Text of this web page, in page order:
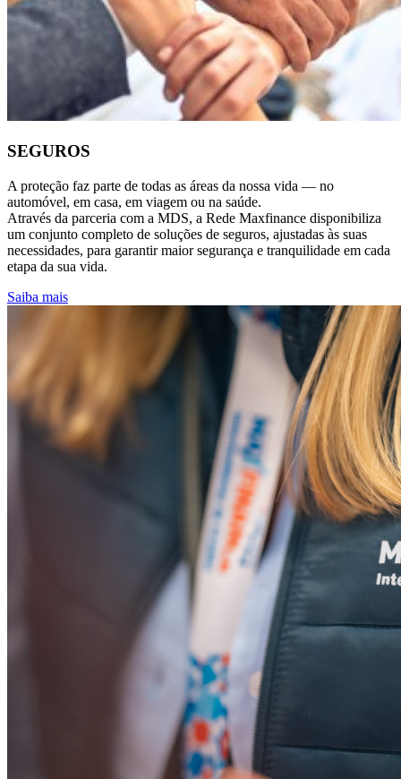
SEGUROS
A proteção faz parte de todas as áreas da nossa vida — no
automóvel, em casa, em viagem ou na saúde.
Através da parceria com a MDS, a Rede Maxfinance disponibiliza
um conjunto completo de soluções de seguros, ajustadas às suas
necessidades, para garantir maior segurança e tranquilidade em cada
etapa da sua vida.
Saiba mais